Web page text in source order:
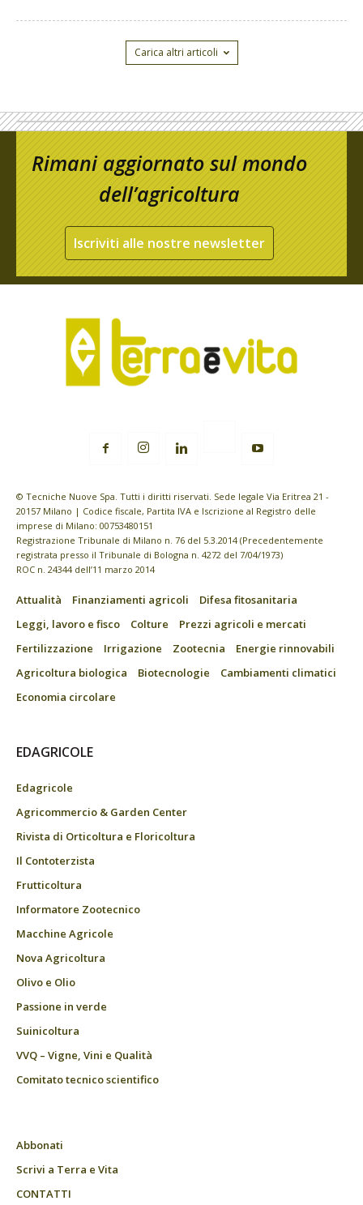
Carica altri articoli
Rimani aggiornato sul mondo
dell’agricoltura
Iscriviti alle nostre newsletter
© Tecniche Nuove Spa. Tutti i diritti riservati. Sede legale Via Eritrea 21 -
20157 Milano | Codice fiscale, Partita IVA e Iscrizione al Registro delle
imprese di Milano: 00753480151
Registrazione Tribunale di Milano n. 76 del 5.3.2014 (Precedentemente
registrata presso il Tribunale di Bologna n. 4272 del 7/04/1973)
ROC n. 24344 dell’11 marzo 2014
Attualità Finanziamenti agricoli
Difesa fitosanitaria
Leggi, lavoro e fisco
Colture
Prezzi agricoli e mercati
Fertilizzazione
Irrigazione Zootecnia
Energie rinnovabili
Agricoltura biologica
Biotecnologie
Cambiamenti climatici
Economia circolare
EDAGRICOLE
Edagricole
Agricommercio & Garden Center
Rivista di Orticoltura e Floricoltura
Il Contoterzista
Frutticoltura
Informatore Zootecnico
Macchine Agricole
Nova Agricoltura
Olivo e Olio
Passione in verde
Suinicoltura
VVQ – Vigne, Vini e Qualità
Comitato tecnico scientifico
Abbonati
Scrivi a Terra e Vita
CONTATTI